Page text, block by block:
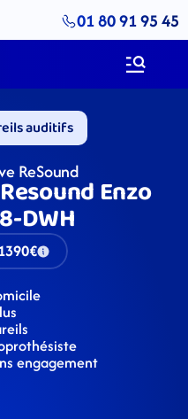
01 80 91 95 45
auditifs
ReSound
Enzo
DWH
engagement